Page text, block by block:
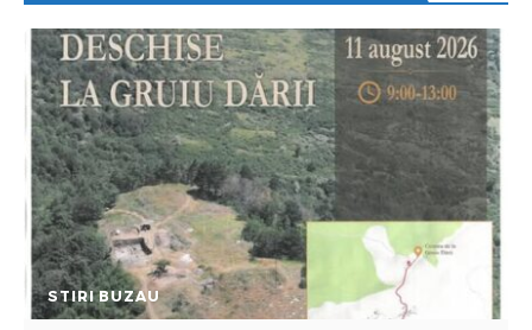
STIRI BUZAU